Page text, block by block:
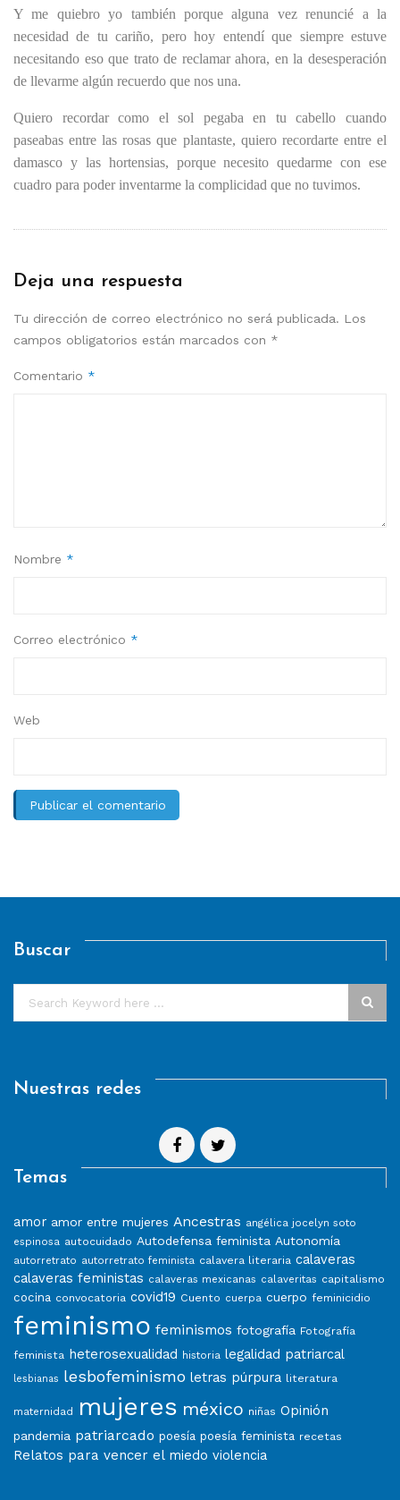
Y me quiebro yo también porque alguna vez renuncié a la
necesidad de tu cariño, pero hoy entendí que siempre estuve
necesitando eso que trato de reclamar ahora, en la desesperación
de llevarme algún recuerdo que nos una.
Quiero recordar como el sol pegaba en tu cabello cuando
paseabas entre las rosas que plantaste, quiero recordarte entre el
damasco y las hortensias, porque necesito quedarme con ese
cuadro para poder inventarme la complicidad que no tuvimos.
Deja una respuesta
Tu dirección de correo electrónico no será publicada. Los
campos obligatorios están marcados con *
Comentario *
Nombre *
Correo electrónico *
Web
Buscar
Nuestras redes
Temas
amor amor entre mujeres Ancestras angélica jocelyn soto
espinosa autocuidado Autodefensa feminista Autonomía
autorretrato autorretrato feminista calavera literaria calaveras
calaveras feministas calaveras mexicanas calaveritas capitalismo
cocina convocatoria covid19 Cuento cuerpa cuerpo feminicidio
feminismo feminismos fotografía Fotografía
feminista heterosexualidad historia legalidad patriarcal
lesbianas lesbofeminismo letras púrpura literatura
maternidad mujeres méxico niñas Opinión
pandemia patriarcado poesía poesía feminista recetas
Relatos para vencer el miedo violencia